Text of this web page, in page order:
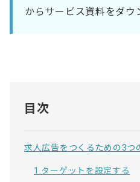
からサービス資料をダウ
目次
求人広告をつくるための3つ
1.ターゲットを設定する